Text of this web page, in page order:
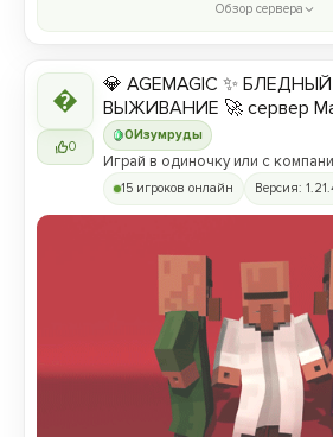
Обзор сервера

0
0 Изумруды
💎 AGEMAGIC ✨
ВЫЖИВАНИЕ 🚀 сервер
Играй в одиночку или с
15 игроков онлайн Версия: